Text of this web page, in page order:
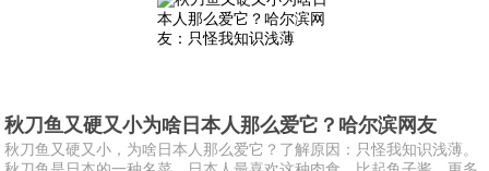
秋刀鱼又硬又小为啥日本人那么爱它？哈尔滨网友
秋刀鱼又硬又小，为啥日本人那么爱它？了解原因：只怪我知识浅薄。